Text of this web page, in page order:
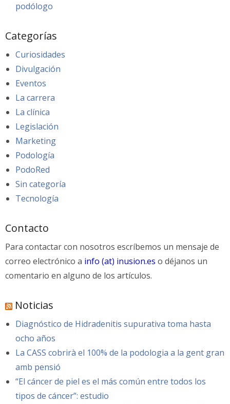
podólogo
Categorías
Curiosidades
Divulgación
Eventos
La carrera
La clínica
Legislación
Marketing
Podología
PodoRed
Sin categoría
Tecnología
Contacto
Para contactar con nosotros escríbemos un mensaje de
correo electrónico a info (at) inusion.es o déjanos un
comentario en alguno de los artículos.
Noticias
Diagnóstico de Hidradenitis supurativa toma hasta
ocho años
La CASS cobrirà el 100% de la podologia a la gent gran
amb pensió
“El cáncer de piel es el más común entre todos los
tipos de cáncer”: estudio